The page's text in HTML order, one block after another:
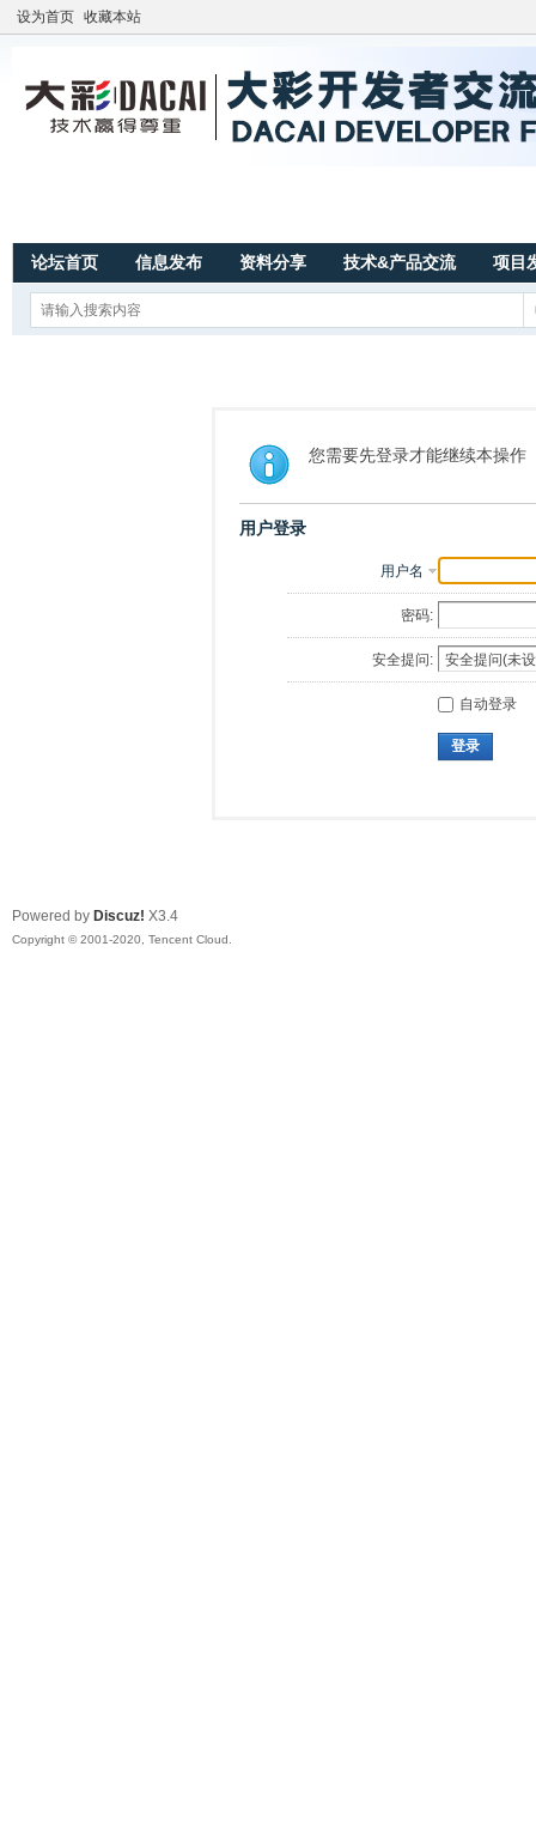
设为首页 收藏本站
论坛首页 信息发布 资料分享 技术&产品交流 项目
您需要先登录才能继续本操作
用户登录
用户名
密码:
安全提问:
自动登录
登录
Powered by Discuz! X3.4
Copyright © 2001-2020, Tencent Cloud.